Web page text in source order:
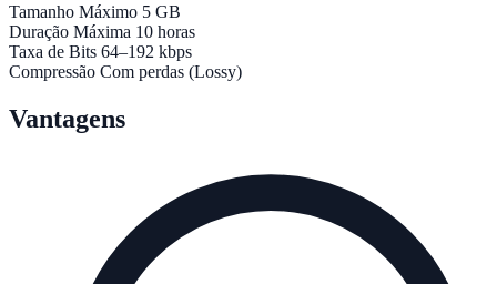
Tamanho Máximo 5 GB
Duração Máxima 10 horas
Taxa de Bits 64–192 kbps
Compressão Com perdas (Lossy)
Vantagens